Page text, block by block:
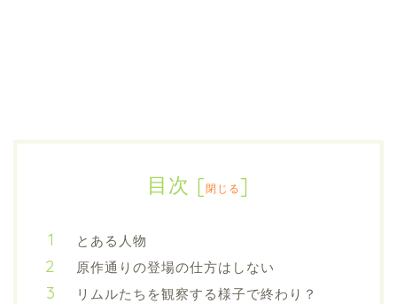
目次 [閉じる]
とある人物
原作通りの登場の仕方はしない
リムルたちを観察する様子で終わり？